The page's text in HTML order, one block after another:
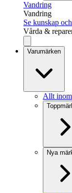
Vandring
Vandring
Se kunskap
Vårda &
Varumärken
Allt
Nya